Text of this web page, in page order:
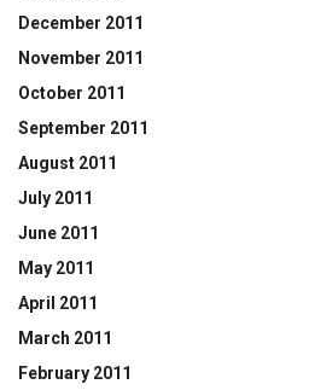
December 2011
November 2011
October 2011
September 2011
August 2011
July 2011
June 2011
May 2011
April 2011
March 2011
February 2011